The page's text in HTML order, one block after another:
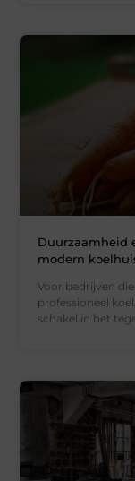
Duurzaamheid
modern
Voor bedrijven
professioneel
schakel in het